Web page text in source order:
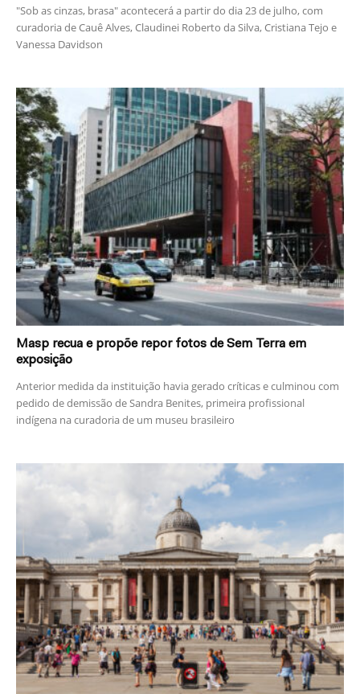
"Sob as cinzas, brasa" acontecerá a partir do dia 23 de julho, com
curadoria de Cauê Alves, Claudinei Roberto da Silva, Cristiana Tejo e
Vanessa Davidson
Masp recua e propõe repor fotos de Sem Terra em
exposição
Anterior medida da instituição havia gerado críticas e culminou com
pedido de demissão de Sandra Benites, primeira profissional
indígena na curadoria de um museu brasileiro